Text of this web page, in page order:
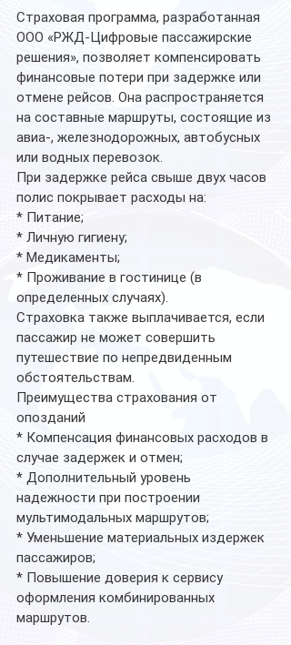
Страховая программа, разработанная
ООО «РЖД-Цифровые пассажирские
решения», позволяет компенсировать
финансовые потери при задержке или
отмене рейсов. Она распространяется
на составные маршруты, состоящие из
авиа-, железнодорожных, автобусных
или водных перевозок.
При задержке рейса свыше двух часов
полис покрывает расходы на:
* Питание;
* Личную гигиену;
* Медикаменты;
* Проживание в гостинице (в
определенных случаях).
Страховка также выплачивается, если
пассажир не может совершить
путешествие по непредвиденным
обстоятельствам.
Преимущества страхования от
опозданий
* Компенсация финансовых расходов в
случае задержек и отмен;
* Дополнительный уровень
надежности при построении
мультимодальных маршрутов;
* Уменьшение материальных издержек
пассажиров;
* Повышение доверия к сервису
оформления комбинированных
маршрутов.